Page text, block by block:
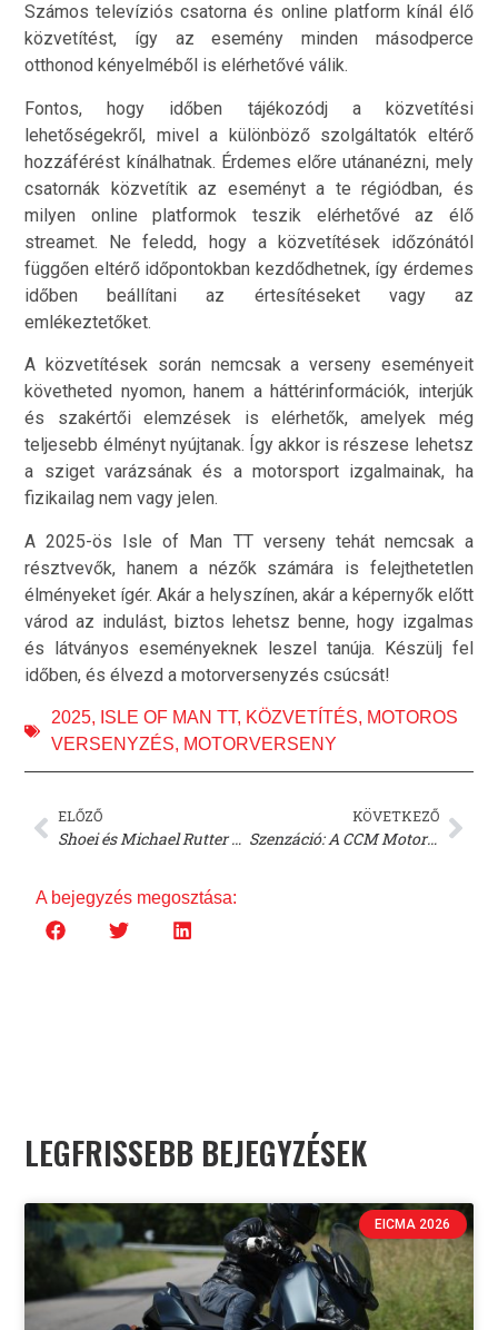
Számos televíziós csatorna és online platform kínál élő
közvetítést, így az esemény minden másodperce
otthonod kényelméből is elérhetővé válik.
Fontos, hogy időben tájékozódj a közvetítési
lehetőségekről, mivel a különböző szolgáltatók eltérő
hozzáférést kínálhatnak. Érdemes előre utánanézni, mely
csatornák közvetítik az eseményt a te régiódban, és
milyen online platformok teszik elérhetővé az élő
streamet. Ne feledd, hogy a közvetítések időzónától
függően eltérő időpontokban kezdődhetnek, így érdemes
időben beállítani az értesítéseket vagy az
emlékeztetőket.
A közvetítések során nemcsak a verseny eseményeit
követheted nyomon, hanem a háttérinformációk, interjúk
és szakértői elemzések is elérhetők, amelyek még
teljesebb élményt nyújtanak. Így akkor is részese lehetsz
a sziget varázsának és a motorsport izgalmainak, ha
fizikailag nem vagy jelen.
A 2025-ös Isle of Man TT verseny tehát nemcsak a
résztvevők, hanem a nézők számára is felejthetetlen
élményeket ígér. Akár a helyszínen, akár a képernyők előtt
várod az indulást, biztos lehetsz benne, hogy izgalmas
és látványos eseményeknek leszel tanúja. Készülj fel
időben, és élvezd a motorversenyzés csúcsát!
2025, ISLE OF MAN TT, KÖZVETÍTÉS, MOTOROS
VERSENYZÉS, MOTORVERSENY
ELŐZŐ
Shoei és Michael Rutter bejelentik a Replica X-SPR Pro-t – De van egy csavar!
KÖVETKEZŐ
Szenzáció: A CCM Motorcycles csődvédelem alá került!
A bejegyzés megosztása:
LEGFRISSEBB BEJEGYZÉSEK
EICMA 2026